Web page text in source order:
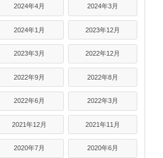
2024年4月 2024年3月
2024年1月 2023年12月
2023年3月 2022年12月
2022年9月 2022年8月
2022年6月 2022年3月
2021年12月 2021年11月
2020年7月 2020年6月